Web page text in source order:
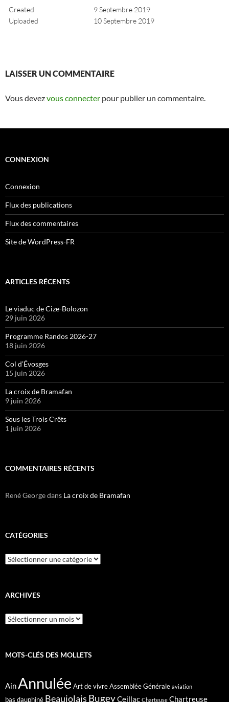
Created
9 Septembre 2019
Uploaded
10 Septembre 2019
LAISSER UN COMMENTAIRE
Vous devezvous connecter pour publier un commentaire.
CONNEXION
Connexion
Flux des publications
Flux des commentaires
Site de WordPress-FR
ARTICLES RÉCENTS
Le viaduc de Cize-Bolozon
29 juin 2026
Programme Randos 2026-27
18 juin 2026
Col d’Évosges
15 juin 2026
La croix de Bramafan
9 juin 2026
Sous les Trois Crêts
1 juin 2026
COMMENTAIRES RÉCENTS
René Georgedans La croix de Bramafan
CATÉGORIES
Catégories
ARCHIVES
Archives
MOTS-CLÉS DES MOLLETS
Ain Annulée Art de vivreAssemblée Générale aviation
bas dauphiné Beaujolais BugeyCeillac Charteuse Chartreuse